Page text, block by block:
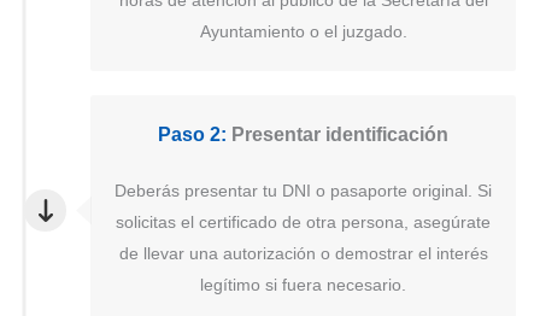
Ayuntamiento o el juzgado.
Paso 2: Presentar identificación
Deberás presentar tu DNI o pasaporte original. Si
solicitas el certificado de otra persona, asegúrate
de llevar una autorización o demostrar el interés
legítimo si fuera necesario.